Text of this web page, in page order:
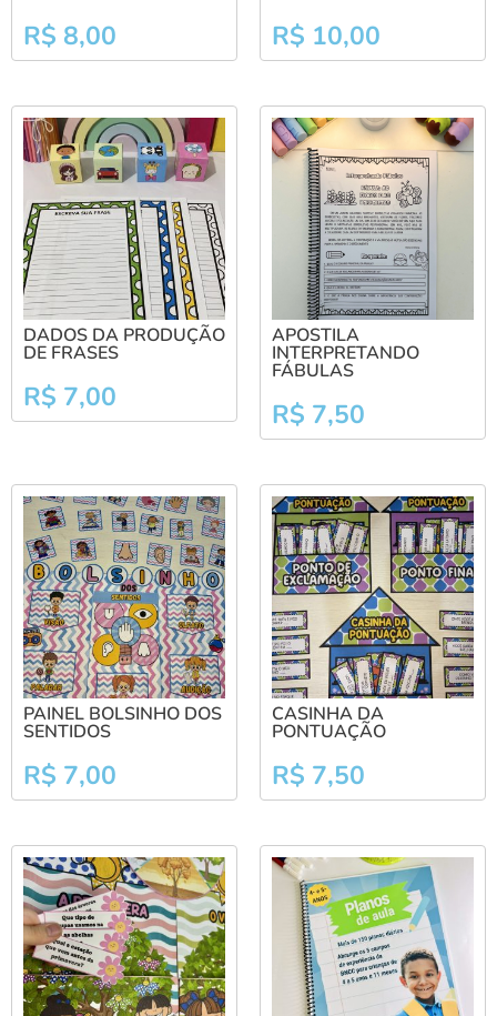
R$ 8,00 R$ 10,00
DADOS DA PRODUÇÃO
DE FRASES
R$ 7,00
APOSTILA
INTERPRETANDO
FÁBULAS
R$ 7,50
PAINEL BOLSINHO DOS
SENTIDOS
R$ 7,00
CASINHA DA
PONTUAÇÃO
R$ 7,50